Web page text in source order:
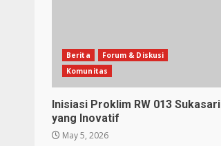
Berita
Forum & Diskusi
Komunitas
Inisiasi Proklim RW 013 Sukasari
yang Inovatif
May 5, 2026